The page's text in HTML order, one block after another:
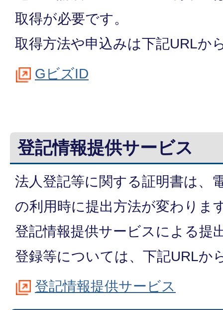
取得が必要です。
取得方法や申込みは下記URLか
GビズID
登記情報提供サービス
法人登記等に関する証明書は、
の利用時に提出方法が変わりま
登記情報提供サービスによる提
登録等については、下記URLか
登記情報提供サービス